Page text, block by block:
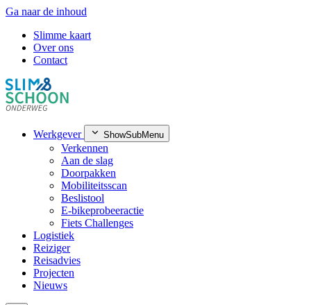
Ga naar de inhoud
Slimme kaart
Over ons
Contact
Werkgever ShowSubMenu
Verkennen
Aan de slag
Doorpakken
Mobiliteitsscan
Beslistool
E-bikeprobeeractie
Fiets Challenges
Logistiek
Reiziger
Reisadvies
Projecten
Nieuws